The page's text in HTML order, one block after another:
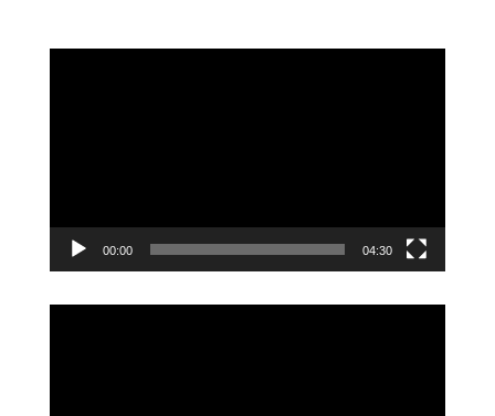
00:00 04:30